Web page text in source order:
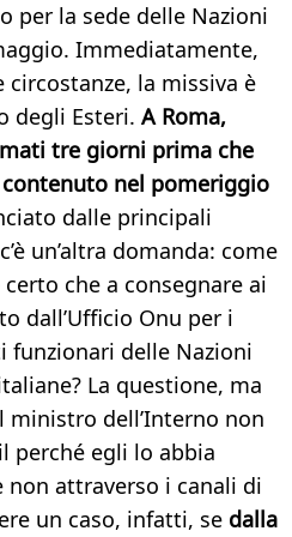
per la sede delle Nazioni
Immediatamente,
la missiva è
degli Esteri. A Roma,
tre giorni prima che
nel pomeriggio
dalle principali
un’altra domanda: come
che a consegnare ai
dall’Ufficio Onu per i
delle Nazioni
La questione, ma
dell’Interno non
perché egli lo abbia
non attraverso i canali di
un caso, infatti, se dalla